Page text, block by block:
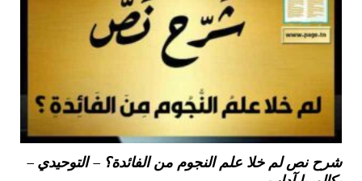
شرح نص لم خلا علم النجوم من الفائدة؟ – التوحيدي –